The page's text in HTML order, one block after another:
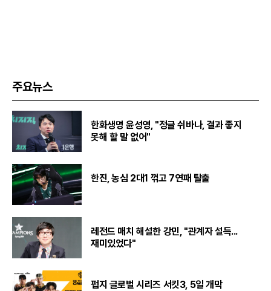
주요뉴스
한화생명 윤성영, "정글 쉬바나, 결과 좋지
못해 할 말 없어"
한진, 농심 2대1 꺾고 7연패 탈출
레전드 매치 해설한 강민, "관계자 설득...
재미있었다"
펍지 글로벌 시리즈 서킷3, 5일 개막